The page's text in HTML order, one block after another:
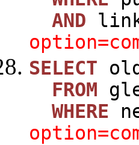
AND
SELECT
FROM
WHERE